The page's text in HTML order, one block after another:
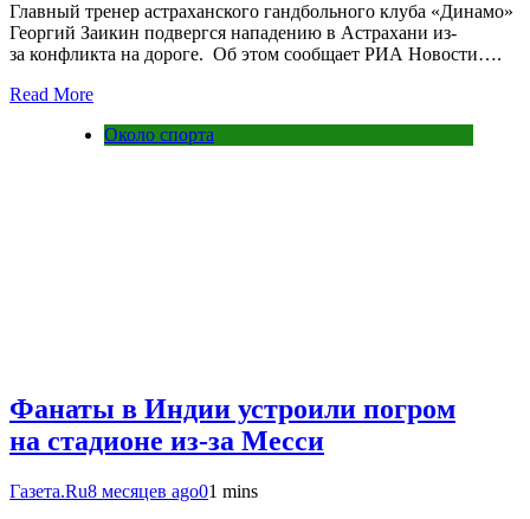
Главный тренер астраханского гандбольного клуба «Динамо»
Георгий Заикин подвергся нападению в Астрахани из-
за конфликта на дороге. ​ Об этом сообщает РИА Новости….
Read More
Около спорта
Фанаты в Индии устроили погром
на стадионе из-за Месси
Газета.Ru8 месяцев ago01 mins